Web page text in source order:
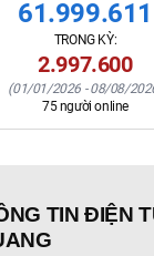
61.999.611
TRONG KỲ:
2.997.600
(01/01/2026 -08/08/
75người online
TIN ĐIỆN